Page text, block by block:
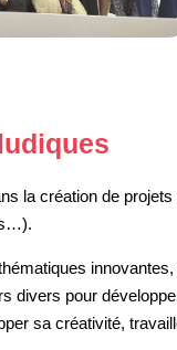
la création de
divers pour
sa créativité,